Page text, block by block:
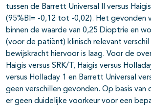
tussen de Barrett Universal II versus
(95%BI= -0,12 tot -0,02). Het gevonden
binnen de waarde van 0,25 Dioptrie en
(voor de patiënt) klinisch relevant
bewijskracht hiervoor is laag. Voor de
Haigis versus SRK/T, Haigis versus
versus Holladay 1 en Barrett Universal
geen verschillen gevonden. Op basis van
er geen duidelijke voorkeur voor een